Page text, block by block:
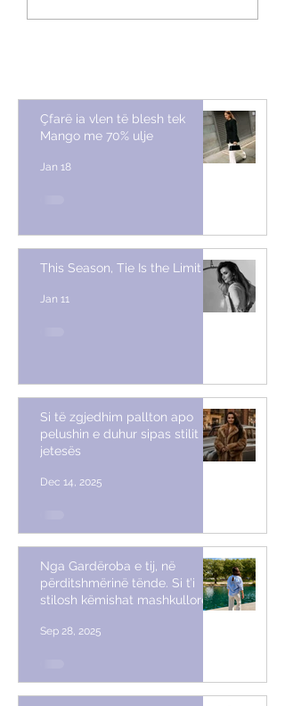
Çfarë ia vlen të blesh tek
Mango me 70% ulje
Jan 18
This Season, Tie Is the Limit
Jan 11
Si të zgjedhim pallton apo
pelushin e duhur sipas stilit të
jetesës
Dec 14, 2025
Nga Gardëroba e tij, në
përditshmërinë tënde. Si t’i
stilosh këmishat mashkullore
Sep 28, 2025